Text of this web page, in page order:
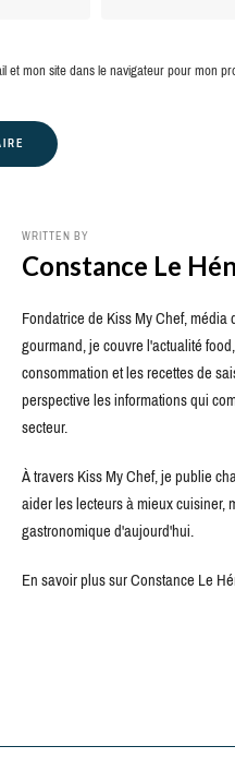
et mon site dans le navigateur pour mon
WRITTEN BY
Constance Le
Fondatrice de Kiss My Chef,
gourmand, je couvre l'actualité
consommation et les recettes de
perspective les informations qui
secteur.
À travers Kiss My Chef, je publie
aider les lecteurs à mieux
gastronomique d'aujourd'hui.
En savoir plus sur Constance Le